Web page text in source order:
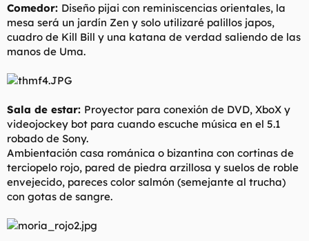
Comedor: Diseño pijai con reminiscencias orientales, la
mesa será un jardín Zen y solo utilizaré palillos japos,
cuadro de Kill Bill y una katana de verdad saliendo de las
manos de Uma.
Sala de estar: Proyector para conexión de DVD, XboX y
videojockey bot para cuando escuche música en el 5.1
robado de Sony.
Ambientación casa románica o bizantina con cortinas de
terciopelo rojo, pared de piedra arzillosa y suelos de roble
envejecido, pareces color salmón (semejante al trucha)
con gotas de sangre.